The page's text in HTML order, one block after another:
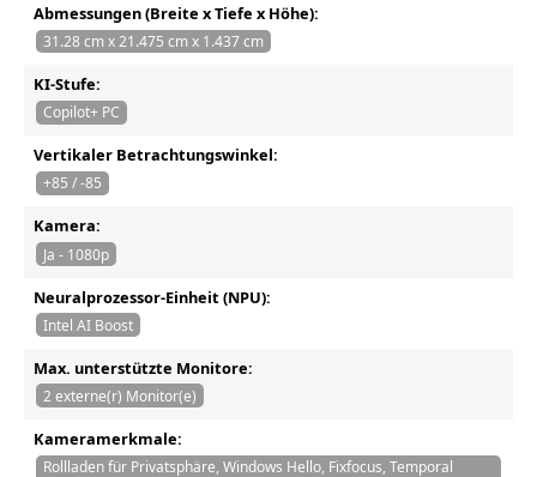
Abmessungen (Breite x Tiefe x Höhe):
31.28 cm x 21.475 cm x 1.437 cm
KI-Stufe:
Copilot+ PC
Vertikaler Betrachtungswinkel:
+85 / -85
Kamera:
Ja - 1080p
Neuralprozessor-Einheit (NPU):
Intel AI Boost
Max. unterstützte Monitore:
2 externe(r) Monitor(e)
Kameramerkmale:
Rollladen für Privatsphäre, Windows Hello, Fixfocus, Temporal